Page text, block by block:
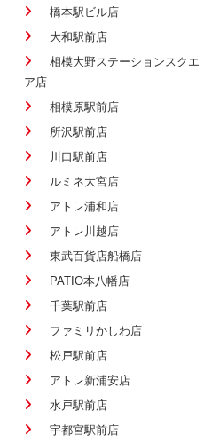
橋本駅ビル店
大和駅前店
相模大野ステーションスクエ
ア店
相模原駅前店
所沢駅前店
川口駅前店
ルミネ大宮店
アトレ浦和店
アトレ川越店
東武百貨店船橋店
PATIO本八幡店
千葉駅前店
ファミリかしわ店
松戸駅前店
アトレ新浦安店
水戸駅前店
宇都宮駅前店